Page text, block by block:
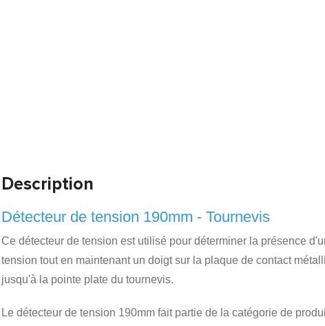
Description
Détecteur de tension 190mm - Tournevis
Ce détecteur de tension est utilisé pour déterminer la présence
tension tout en maintenant un doigt sur la plaque de contact
jusqu'à la pointe plate du tournevis.
Le détecteur de tension 190mm fait partie de la catégorie de